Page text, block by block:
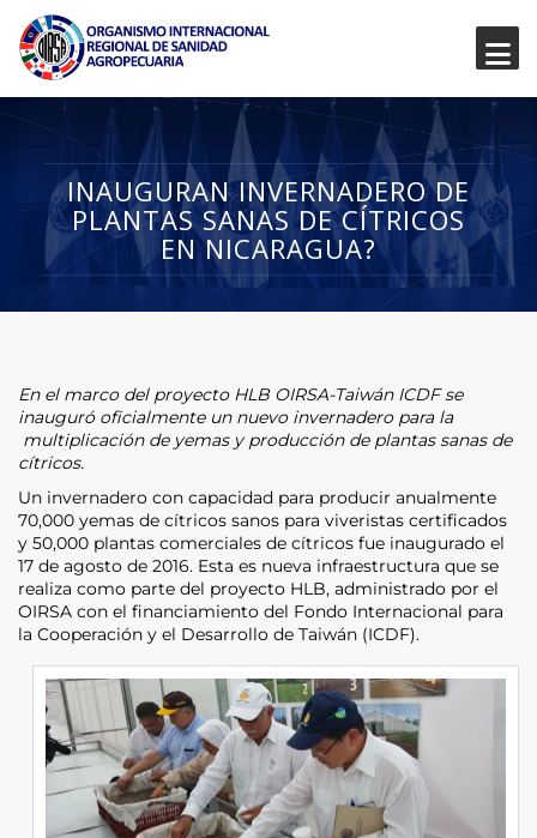
INAUGURAN INVERNADERO DE
PLANTAS SANAS DE CÍTRICOS
EN NICARAGUA?
En el marco del proyecto HLB OIRSA-Taiwán ICDF se
inauguró oficialmente un nuevo invernadero para la
multiplicación de yemas y producción de plantas sanas de
cítricos.
Un invernadero con capacidad para producir anualmente
70,000 yemas de cítricos sanos para viveristas certificados
y 50,000 plantas comerciales de cítricos fue inaugurado el
17 de agosto de 2016. Esta es nueva infraestructura que se
realiza como parte del proyecto HLB, administrado por el
OIRSA con el financiamiento del Fondo Internacional para
la Cooperación y el Desarrollo de Taiwán (ICDF).